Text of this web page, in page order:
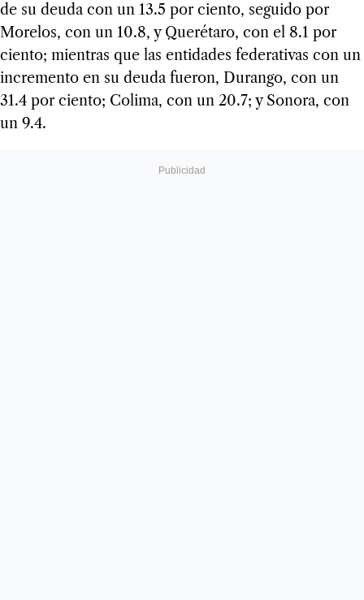
de su deuda con un 13.5 por ciento, seguido por
Morelos, con un 10.8, y Querétaro, con el 8.1 por
ciento; mientras que las entidades federativas con un
incremento en su deuda fueron, Durango, con un
31.4 por ciento; Colima, con un 20.7; y Sonora, con
un 9.4.